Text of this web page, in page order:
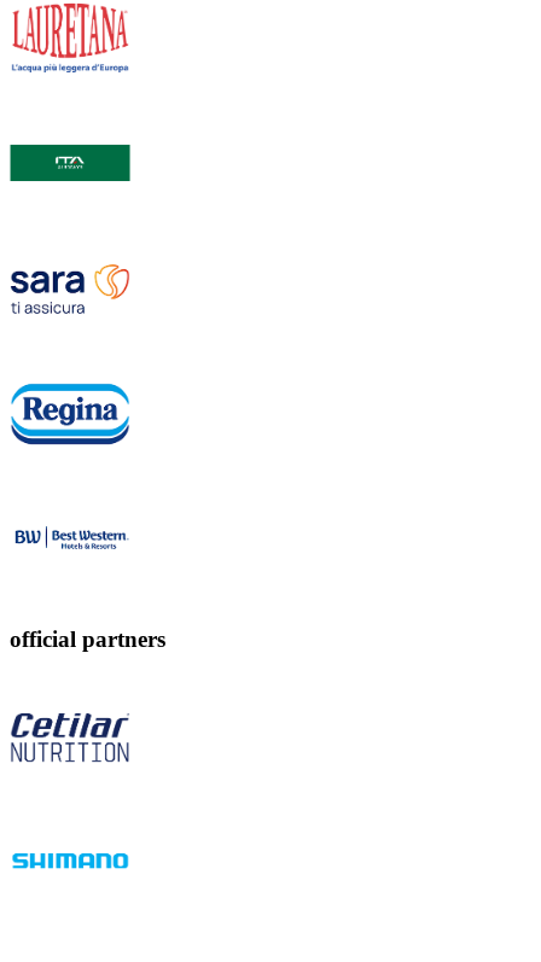
official partners